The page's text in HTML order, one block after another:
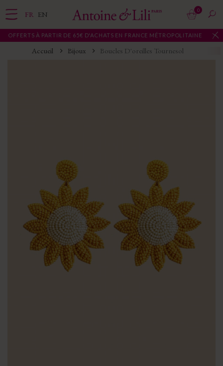
À PARTIR DE 65€ D'ACHATS EN FRANCE MÉTROPOLITAINE
FR EN 0
Accueil Bijoux Boucles D'oreilles Tournesol